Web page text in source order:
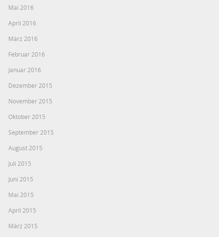
Mai 2016
April 2016
März 2016
Februar 2016
Januar 2016
Dezember 2015
November 2015
Oktober 2015
September 2015
August 2015
Juli 2015
Juni 2015
Mai 2015
April 2015
März 2015